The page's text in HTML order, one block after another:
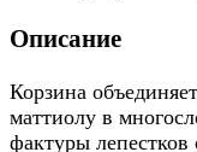
Описание
Корзина
маттиолу в
фактуры